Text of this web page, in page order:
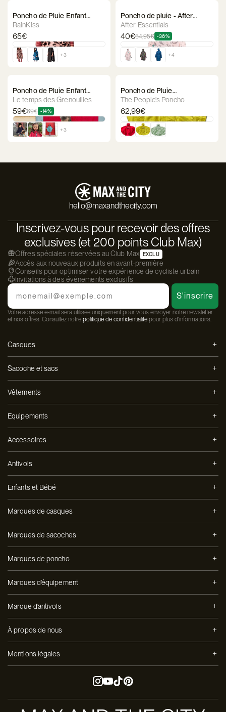
Poncho de Pluie Enfant
Imperméable - Rainkiss
RainKiss
65€
+ 3
Poncho de pluie - After
Essentials - Enfants
After Essentials
40€64,95€ -38%
+ 4
Poncho de Pluie Enfant
Imperméable - Le Temps des
Grenouilles
Le temps des Grenouilles
59€69€ -14%
+ 3
Poncho de Pluie
Imperméable Enfants - The
Peoples Poncho
The People's Poncho
62,99€
hello@maxandthecity.com
Inscrivez-vous pour recevoir des offres
exclusives (et 200 points Club Max)
Offres spéciales réservées au Club Max EXCLU
Accès aux nouveaux produits en avant-première
Conseils pour optimiser votre expérience de cycliste urbain
Invitations à des événements exclusifs
Email
S'inscrire
Votre adresse e-mail sera utilisée uniquement pour vous envoyer notre newsletter
et nos offres. Consultez notre politique de confidentialité pour plus d'informations.
Casques
Sacoche et sacs
Vêtements
Equipements
Accessoires
Antivols
Enfants et Bébé
Marques de casques
Marques de sacoches
Marques de poncho
Marques d'équipement
Marque d'antivols
À propos de nous
Mentions légales